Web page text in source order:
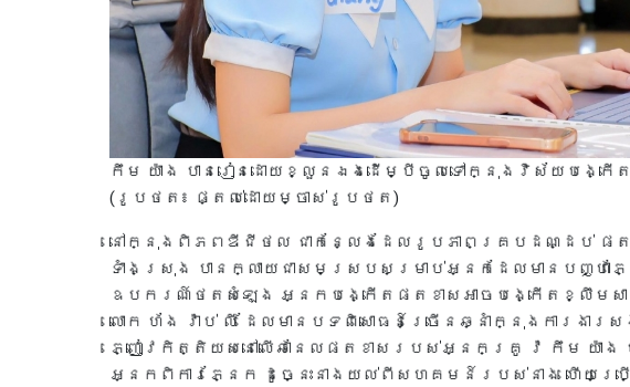
កឹម យ៉ាង បានរៀនដោយខ្លួនឯងដើម្បីចូលទៅក្នុងវិស័យបង្កើ
(រូបថត៖ ផ្តល់ដោយម្ចាស់រូបថត)
នៅក្នុងពិភពឌីជីថល ជាកន្លែងដែលរូបភាពគ្របដណ្ដប់ ផតខាស
ទាំងស្រុង បានក្លាយជាសមស្របសម្រាប់អ្នកដែលមានបញ្ហាភ្
ឧបករណ៍ថតសំឡេង អ្នកបង្កើតផតខាសអាចបង្កើតខ្លឹមស
លោក ហ័ង វ៉ាប់ លី ដែលមានបទពិសោធន៍ច្រើនឆ្នាំក្នុងការងា
ភ្ញៀវកិត្តិយសនៅលើឆានែលផតខាសរបស់អ្នកគ្រូ វ៉ កឹម យ៉ាង ប
អ្នកពិការភ្នែក ដូច្នេះនាងយល់ពីសហគមន៍របស់នាង ហើយប្